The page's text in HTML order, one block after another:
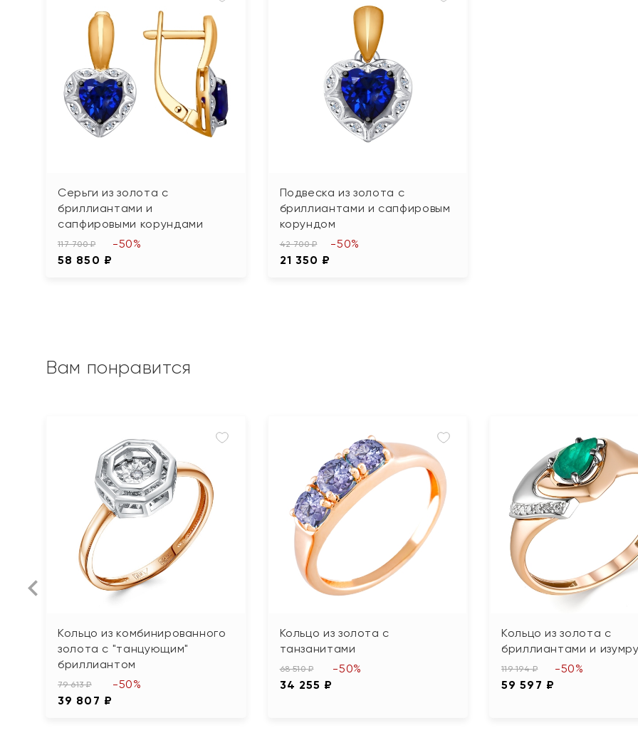
Серьги из золота с
бриллиантами и
сапфировыми корундами
117 700 ₽
58 850 ₽
-50%
Подвеска из золота с
бриллиантами и сапфировым
корундом
42 700 ₽
21 350 ₽
-50%
Вам понравится
Кольцо из комбинированного
золота с "танцующим"
бриллиантом
79 613 ₽
39 807 ₽
-50%
Кольцо из золота с
танзанитами
68 510 ₽
34 255 ₽
-50%
Кольцо из золота с
бриллиантами и
119 194 ₽
59 597 ₽
-50%